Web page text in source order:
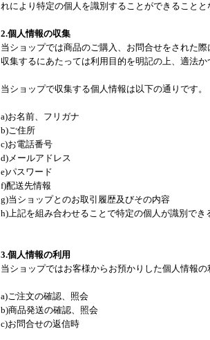
れにより特定の個人を識別することができることと
2.個人情報の収集
当ショップでは商品のご購入、お問合せをされた
収集するにあたっては利用目的を明記の上、適法か
当ショップで収集する個人情報は以下の通りです。
a)お名前、フリガナ
b)ご住所
c)お電話番号
d)メールアドレス
e)パスワード
f)配送先情報
g)当ショップとのお取引履歴及びその内容
h)上記を組み合わせることで特定の個人が識別でき
3.個人情報の利用
当ショップではお客様からお預かりした個人情報の
a)ご注文の確認、照会
b)商品発送の確認、照会
c)お問合せの返信時